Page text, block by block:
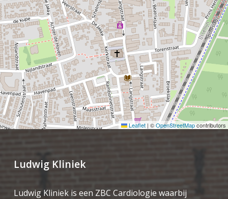
Leaflet | ©OpenStreetMapcontributors
Ludwig Kliniek
Ludwig Kliniek is een ZBC Cardiologie waarbij